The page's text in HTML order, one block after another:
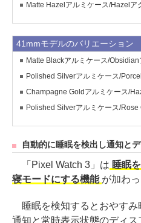
Matte Hazelアルミケース/Hazelア
41mmモデルのバリエーション
Matte Blackアルミケース/
Polished Silverアルミケース/
Champagne Goldアルミケース/
Polished Silverアルミケース/Rose
自動的に睡眠を検出し通知と
「Pixel Watch 3」は 睡眠
寝モードにする機能 が加わっ
睡眠を検知するとおやすみ
通知と常時表示状態のディス